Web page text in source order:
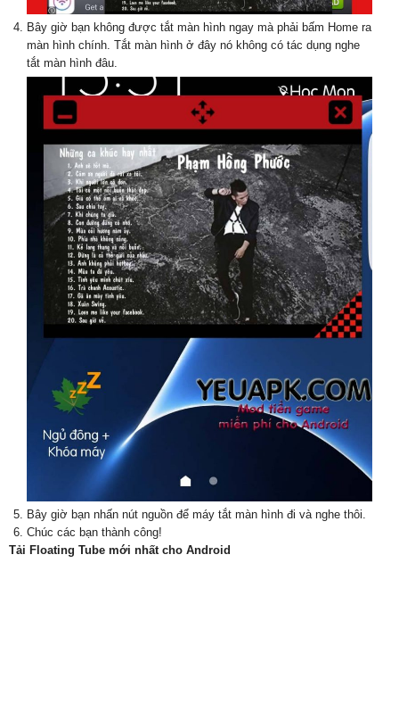
Bây giờ bạn không được tắt màn hình ngay mà phải bấm Home ra
màn hình chính. Tắt màn hình ở đây nó không có tác dụng nghe
tắt màn hình đâu.
Bây giờ bạn nhấn nút nguồn để máy tắt màn hình đi và nghe thôi.
Chúc các bạn thành công!
Tải Floating Tube mới nhất cho Android